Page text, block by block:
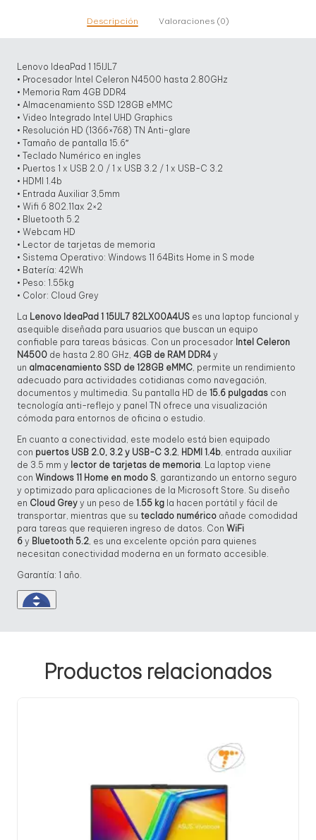
Descripción Valoraciones (0)
Lenovo IdeaPad 1 15IJL7
• Procesador Intel Celeron N4500 hasta 2.80GHz
• Memoria Ram 4GB DDR4
• Almacenamiento SSD 128GB eMMC
• Video Integrado Intel UHD Graphics
• Resolución HD (1366×768) TN Anti-glare
• Tamaño de pantalla 15.6″
• Teclado Numérico en ingles
• Puertos 1 x USB 2.0 / 1 x USB 3.2 / 1 x USB-C 3.2
• HDMI 1.4b
• Entrada Auxiliar 3,5mm
• Wifi 6 802.11ax 2×2
• Bluetooth 5.2
• Webcam HD
• Lector de tarjetas de memoria
• Sistema Operativo: Windows 11 64Bits Home in S mode
• Batería: 42Wh
• Peso: 1.55kg
• Color: Cloud Grey
La Lenovo IdeaPad 1 15IJL7 82LX00A4US es una laptop funcional y
asequible diseñada para usuarios que buscan un equipo
confiable para tareas básicas. Con un procesador Intel Celeron
N4500 de hasta 2.80 GHz, 4GB de RAM DDR4 y
un almacenamiento SSD de 128GB eMMC , permite un rendimiento
adecuado para actividades cotidianas como navegación,
documentos y multimedia. Su pantalla HD de 15.6 pulgadas con
tecnología anti-reflejo y panel TN ofrece una visualización
cómoda para entornos de oficina o estudio.
En cuanto a conectividad, este modelo está bien equipado
con puertos USB 2.0, 3.2 y USB-C 3.2 HDMI 1.4b , entrada auxiliar
de 3.5 mm y lector de tarjetas de memoria . La laptop viene
con Windows 11 Home en modo S , garantizando un entorno seguro
y optimizado para aplicaciones de la Microsoft Store. Su diseño
en Cloud Grey y un peso de 1.55 kg la hacen portátil y fácil de
transportar, mientras que su teclado numérico añade comodidad
para tareas que requieren ingreso de datos. Con WiFi
6 y Bluetooth 5.2 , es una excelente opción para quienes
necesitan conectividad moderna en un formato accesible.
Garantía: 1 año.
Productos relacionados